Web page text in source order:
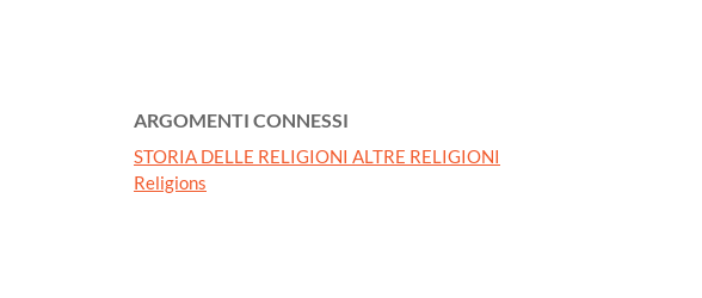
ARGOMENTI CONNESSI
STORIA DELLE RELIGIONI ALTRE RELIGIONI
Religions